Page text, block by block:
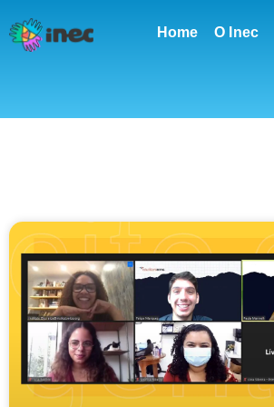
Home O Inec